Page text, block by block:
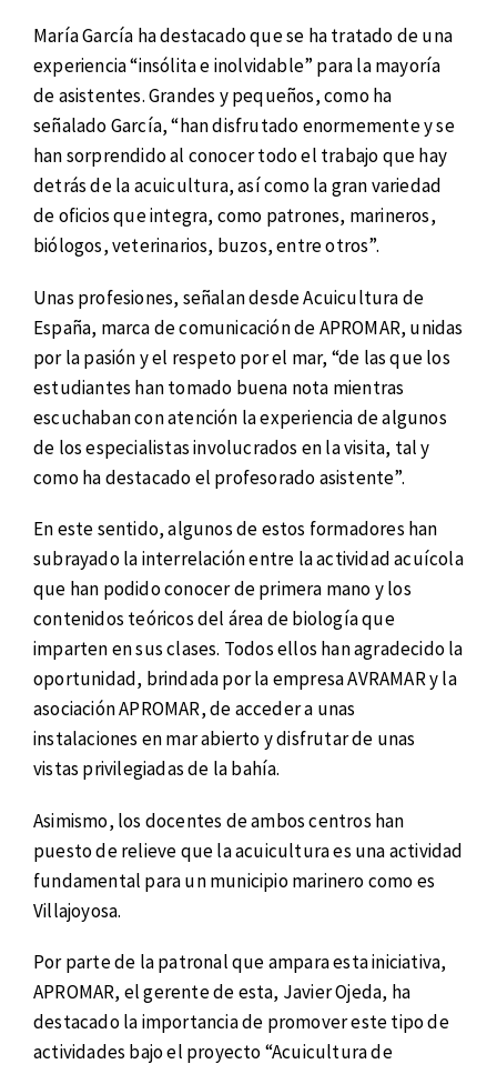
María García ha destacado que se ha tratado de una
experiencia “insólita e inolvidable” para la mayoría
de asistentes. Grandes y pequeños, como ha
señalado García, “han disfrutado enormemente y se
han sorprendido al conocer todo el trabajo que hay
detrás de la acuicultura, así como la gran variedad
de oficios que integra, como patrones, marineros,
biólogos, veterinarios, buzos, entre otros”.
Unas profesiones, señalan desde Acuicultura de
España, marca de comunicación de APROMAR, unidas
por la pasión y el respeto por el mar, “de las que los
estudiantes han tomado buena nota mientras
escuchaban con atención la experiencia de algunos
de los especialistas involucrados en la visita, tal y
como ha destacado el profesorado asistente”.
En este sentido, algunos de estos formadores han
subrayado la interrelación entre la actividad acuícola
que han podido conocer de primera mano y los
contenidos teóricos del área de biología que
imparten en sus clases. Todos ellos han agradecido la
oportunidad, brindada por la empresa AVRAMAR y la
asociación APROMAR, de acceder a unas
instalaciones en mar abierto y disfrutar de unas
vistas privilegiadas de la bahía.
Asimismo, los docentes de ambos centros han
puesto de relieve que la acuicultura es una actividad
fundamental para un municipio marinero como es
Villajoyosa.
Por parte de la patronal que ampara esta iniciativa,
APROMAR, el gerente de esta, Javier Ojeda, ha
destacado la importancia de promover este tipo de
actividades bajo el proyecto “Acuicultura de